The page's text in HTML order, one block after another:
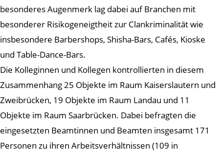
besonderes Augenmerk lag dabei auf Branchen mit
besonderer Risikogeneigtheit zur Clankriminalität wie
insbesondere Barbershops, Shisha-Bars, Cafés, Kioske
und Table-Dance-Bars.
Die Kolleginnen und Kollegen kontrollierten in diesem
Zusammenhang 25 Objekte im Raum Kaiserslautern und
Zweibrücken, 19 Objekte im Raum Landau und 11
Objekte im Raum Saarbrücken. Dabei befragten die
eingesetzten Beamtinnen und Beamten insgesamt 171
Personen zu ihren Arbeitsverhältnissen (109 in